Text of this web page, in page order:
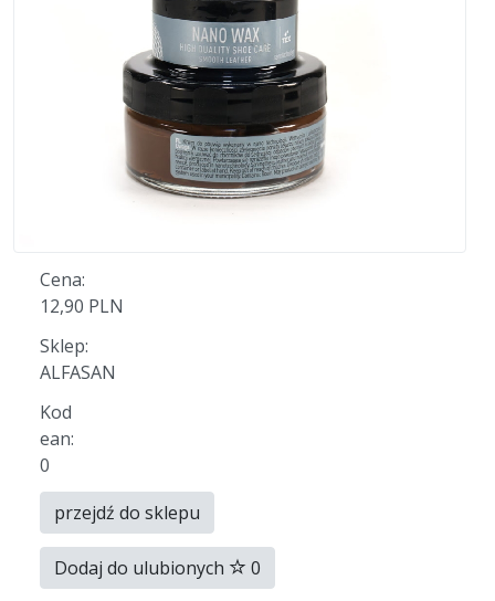
Cena:
12,90 PLN
Sklep:
ALFASAN
Kod
ean:
0
przejdź do sklepu
Dodaj do ulubionych
0